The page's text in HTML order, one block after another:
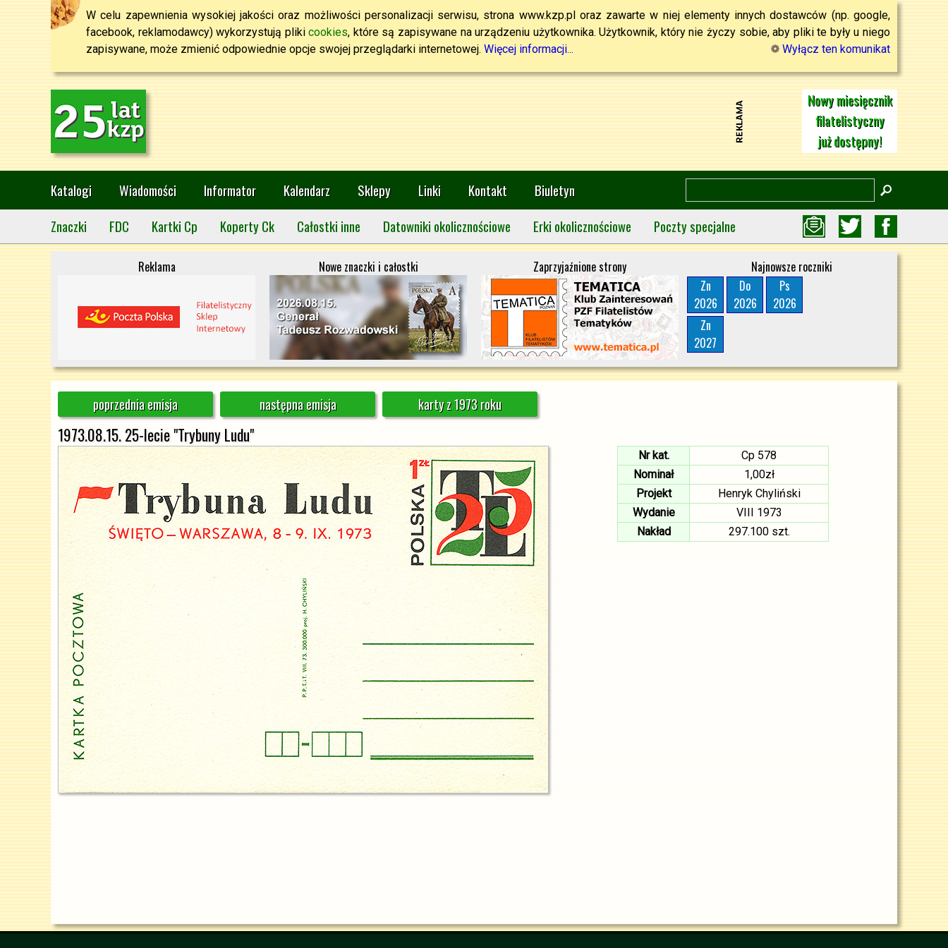
W celu zapewnienia wysokiej jakości oraz możliwości personalizacji serwisu, strona www.kzp.pl oraz zawarte w niej elementy innych dostawców (np. google,
facebook, reklamodawcy) wykorzystują plikicookies, które są zapisywane na urządzeniu użytkownika. Użytkownik, który nie życzy sobie, aby pliki te były u niego
zapisywane, może zmienić odpowiednie opcje swojej przeglądarki internetowej. Więcej informacji... Wyłącz ten komunikat
Nowy miesięcznik
filatelistyczny
już dostępny!
Katalogi Wiadomości Informator Kalendarz Sklepy Linki Kontakt
Biuletyn
Znaczki
FDC Kartki Cp Koperty Ck Całostki inne Datowniki okolicznościowe Erki okolicznościowe Poczty specjalne
Reklama Nowe znaczki i całostki Zaprzyjaźnione strony
Najnowsze roczniki
Zn
2026
Do
2026
Ps
2026
Zn
2027
poprzednia emisja następna emisja karty z 1973 roku
1973.08.15. 25-lecie "Trybuny Ludu"
Nr kat.
Cp 578
Nominał
1,00zł
Projekt
Henryk Chyliński
Wydanie
VIII 1973
Nakład
297.100 szt.